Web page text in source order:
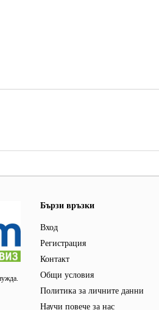
Бързи връзки
Вход
Регистрация
Контакт
Общи условия
Политика за личните данни
Научи повече за нас